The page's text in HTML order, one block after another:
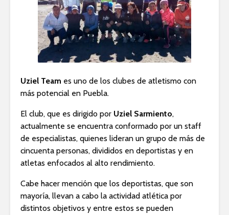
Uziel Team es uno de los clubes de atletismo con
más potencial en Puebla.
El club, que es dirigido por Uziel Sarmiento,
actualmente se encuentra conformado por un staff
de especialistas, quienes lideran un grupo de más de
cincuenta personas, divididos en deportistas y en
atletas enfocados al alto rendimiento.
Cabe hacer mención que los deportistas, que son
mayoría, llevan a cabo la actividad atlética por
distintos objetivos y entre estos se pueden